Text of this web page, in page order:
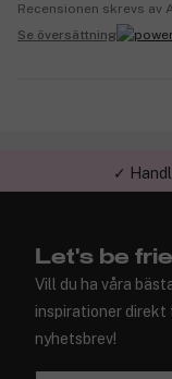
Recensionen skrevs av
Se översättning
✓
Let's be
Vill du ha våra
inspirationer direkt
nyhetsbrev!